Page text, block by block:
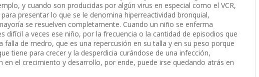
y cuando son producidas por algún virus en especial como el VCR,
presentar lo que se le denomina hiperreactividad bronquial,
se resuelven completamente. Cuando un niño se enferma
difícil a veces ese niño, por la frecuencia o la cantidad de episodios que
falla de medro, que es una repercusión en su talla y en su peso porque
tiene para crecer y la desperdicia curándose de una infección,
en el crecimiento y desarrollo, por ende, puede irse quedando atrás en